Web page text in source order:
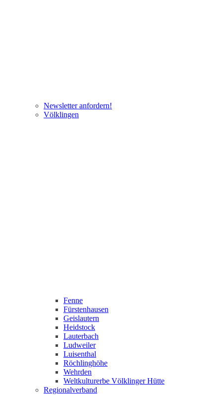
Newsletter anfordern!
Völklingen
Fenne
Fürstenhausen
Geislautern
Heidstock
Lauterbach
Ludweiler
Luisenthal
Röchlinghöhe
Wehrden
Weltkulturerbe Völklinger Hütte
Regionalverband